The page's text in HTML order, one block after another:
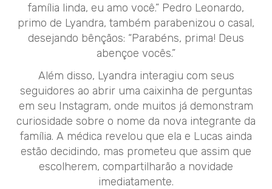
família linda, eu amo você.” Pedro Leonardo,
primo de Lyandra, também parabenizou o casal,
desejando bênçãos: “Parabéns, prima! Deus
abençoe vocês.”
Além disso, Lyandra interagiu com seus
seguidores ao abrir uma caixinha de perguntas
em seu Instagram, onde muitos já demonstram
curiosidade sobre o nome da nova integrante da
família. A médica revelou que ela e Lucas ainda
estão decidindo, mas prometeu que assim que
escolherem, compartilharão a novidade
imediatamente.